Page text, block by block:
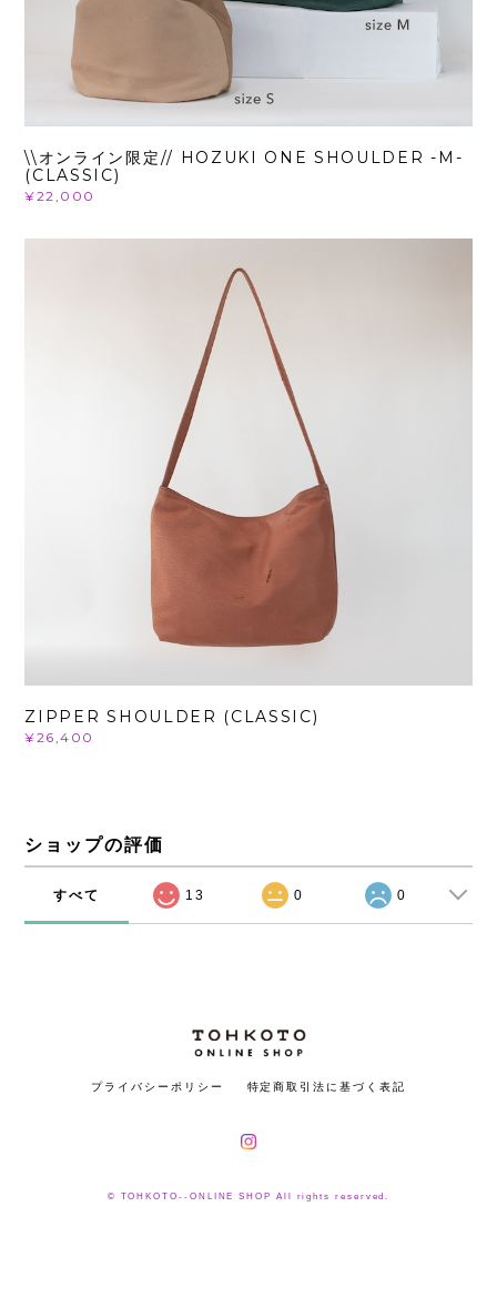
\\オンライン限定// HOZUKI ONE SHOULDER -M-
(CLASSIC)
¥22,000
ZIPPER SHOULDER (CLASSIC)
¥26,400
ショップの評価
すべて 13 0 0
プライバシーポリシー 特定商取引法に基づく表記
© TOHKOTO--ONLINE SHOP All rights reserved.